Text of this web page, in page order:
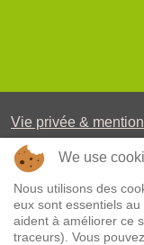
Vie privée &
Plan du site
Téléchargements
TVA: 0475 865 766
We use
Nous utilisons des
eux sont essentiels
aident à améliorer ce
traceurs). Vous